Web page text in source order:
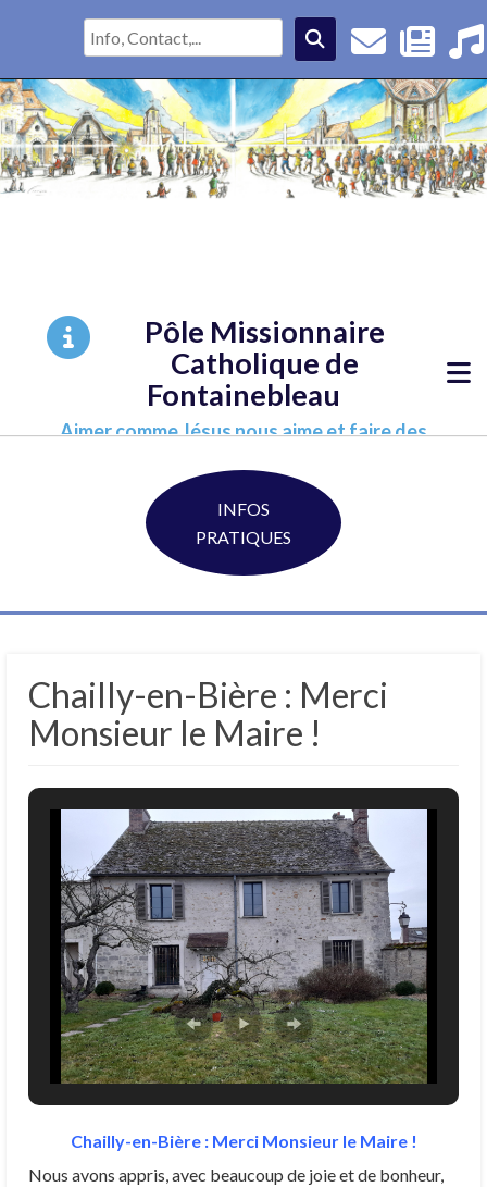
Pôle Missionnaire
Catholique de
Fontainebleau
Aimer comme Jésus nous aime et faire des
INFOS
PRATIQUES
Chailly-en-Bière : Merci
Monsieur le Maire !
Chailly-en-Bière : Merci Monsieur le Maire !
Nous avons appris, avec beaucoup de joie et de bonheur,